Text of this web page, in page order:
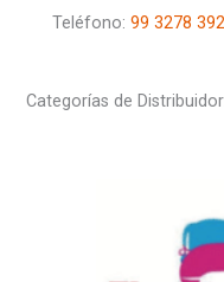
Teléfono: 99 3278
Categorías de